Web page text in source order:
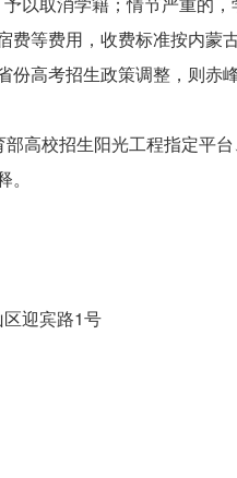
费等费用，收费标准按内蒙
份高考招生政策调整，则赤
高校招生阳光工程指定平台
迎宾路1号